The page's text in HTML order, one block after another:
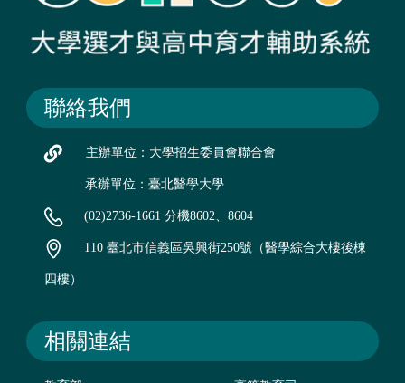
聯絡我們
主辦單位：大學招生委員會聯合會
承辦單位：臺北醫學大學
(02)2736-1661 分機8602、8604
110 臺北市信義區吳興街250號（醫學綜合大樓後棟
四樓）
相關連結